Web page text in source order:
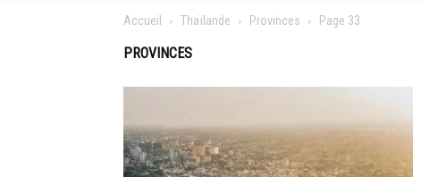
Accueil Thaïlande Provinces Page 33
PROVINCES